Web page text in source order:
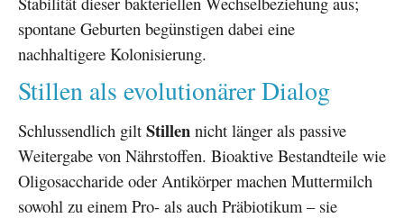
spontane Geburten begünstigen dabei eine
nachhaltigere Kolonisierung.
Stillen als evolutionärer Dialog
Schlussendlich gilt Stillen nicht länger als passive
Weitergabe von Nährstoffen. Bioaktive Bestandteile wie
Oligosaccharide oder Antikörper machen Muttermilch
sowohl zu einem Pro- als auch Präbiotikum – sie